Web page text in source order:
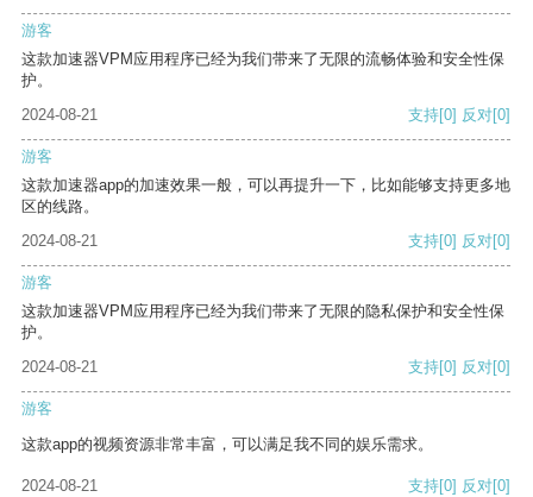
游客
这款加速器VPM应用程序已经为我们带来了无限的流畅体验和安全性保
护。
2024-08-21
支持[0] 反对[0]
游客
这款加速器app的加速效果一般，可以再提升一下，比如能够支持更多地
区的线路。
2024-08-21
支持[0] 反对[0]
游客
这款加速器VPM应用程序已经为我们带来了无限的隐私保护和安全性保
护。
2024-08-21
支持[0] 反对[0]
游客
这款app的视频资源非常丰富，可以满足我不同的娱乐需求。
2024-08-21 支持[0] 反对[0]